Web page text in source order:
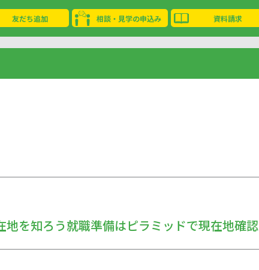
友だち追加 相談・見学の申込み 資料請求
を知ろう就職準備はピラミッドで現在地確認